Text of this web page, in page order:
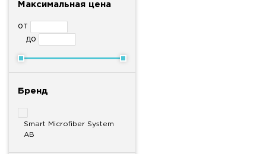
Максимальная цена
от
до
Бренд
Smart Microfiber System
AB